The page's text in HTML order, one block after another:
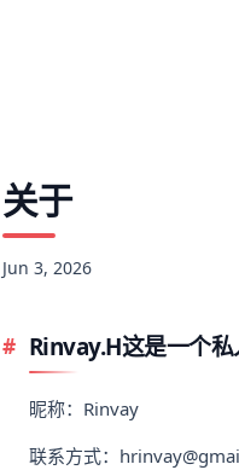
关于
Jun 3, 2026
Rinvay.H这是一个
昵称：Rinvay
联系方式：